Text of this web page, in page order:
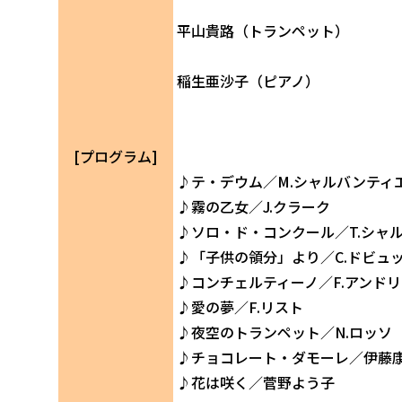
平山貴路（トランペット）
稲生亜沙子（ピアノ）
[プログラム]
♪テ・デウム／M.シャルバンティ
♪霧の乙女／J.クラーク
♪ソロ・ド・コンクール／T.シャ
♪「子供の領分」より／C.ドビュ
♪コンチェルティーノ／F.アンド
♪愛の夢／F.リスト
♪夜空のトランペット／N.ロッソ
♪チョコレート・ダモーレ／伊藤
♪花は咲く／菅野よう子